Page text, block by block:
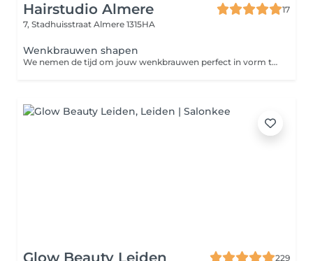
Hairstudio Almere
17
7, Stadhuisstraat Almere 1315HA
Wenkbrauwen shapen
We nemen de tijd om jouw wenkbrauwen perfect in vorm te brengen door middel van threading, oftewel epileren met touw. We luisteren naar je wensen en houden rekening met de vorm van je gezicht en de natuurlijke groei van je wenkbrauwen. Zo zorgen we ervoor dat jouw wenkbrauwen perfect bij je passen en je gezicht de mooiste expressie geven. Wil je jouw behandeling helemaal afstemmen op jouw persoonlijke stijl? Voeg dan een brow tint of brow lamination toe voor een extra verzorgde look.
Glow Beauty Leiden
229